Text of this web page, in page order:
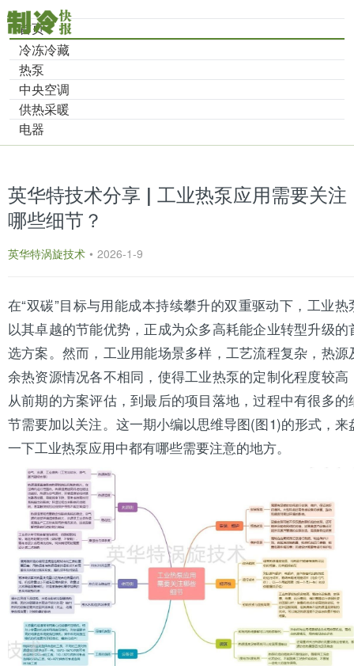
首页
冷冻冷藏
热泵
中央空调
供热采暖
电器
英华特技术分享 | 工业热泵应用需要关注
哪些细节？
英华特涡旋技术 • 2026-1-9
在“双碳”目标与用能成本持续攀升的双重驱动下，工业热
以其卓越的节能优势，正成为众多高耗能企业转型升级的
选方案。然而，工业用能场景多样，工艺流程复杂，热源
余热资源情况各不相同，使得工业热泵的定制化程度较高
从前期的方案评估，到最后的项目落地，过程中有很多的
节需要加以关注。这一期小编以思维导图(图1)的形式，来
一下工业热泵应用中都有哪些需要注意的地方。